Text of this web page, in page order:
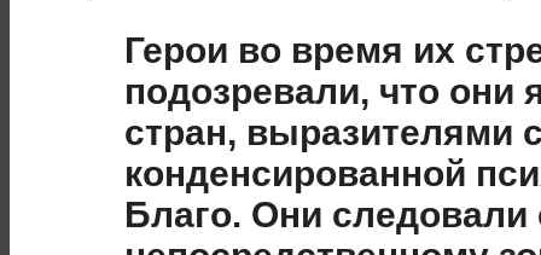
Герои во время их
подозревали, что
стран, выразителями
конденсированной
Благо. Они следовали